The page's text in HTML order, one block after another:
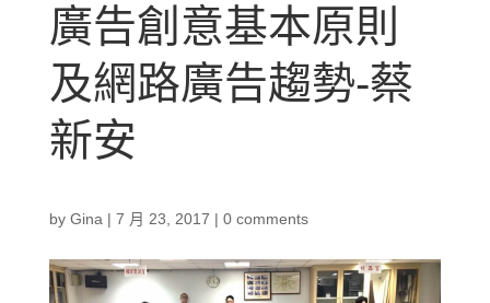
廣告創意基本原則
及網路廣告趨勢-蔡
新安
by Gina | 7 月 23, 2017 | 0 comments